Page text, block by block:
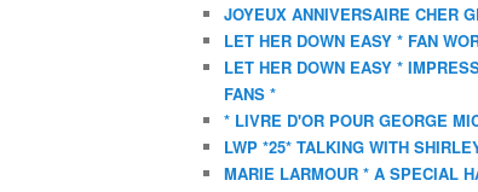
JOYEUX ANNIVERSAIRE CHER
LET HER DOWN EASY * FAN
LET HER DOWN EASY *
FANS *
* LIVRE D'OR POUR GEORGE
LWP *25* TALKING WITH
MARIE LARMOUR * A SPECIAL